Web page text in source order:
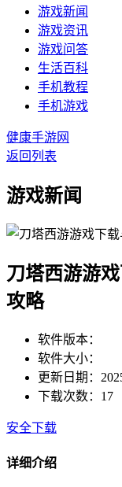
游戏新闻
游戏资讯
游戏问答
生活百科
手机教程
手机游戏
健康手游网
返回列表
游戏新闻
刀塔西游游
攻略
软件版本：
软件大小：
更新日期：
下载次数：17
安全下载
详细介绍